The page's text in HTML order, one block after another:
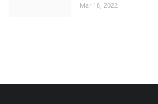
Mar 18, 2022